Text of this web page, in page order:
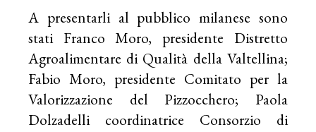
A presentarli al pubblico milanese sono
stati Franco Moro, presidente Distretto
Agroalimentare di Qualità della Valtellina;
Fabio Moro, presidente Comitato per la
Valorizzazione del Pizzocchero; Paola
Dolzadelli coordinatrice Consorzio di